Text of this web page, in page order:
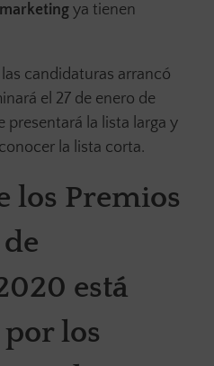
marketing ya tienen
candidaturas arrancó
el 27 de enero de
presentará la lista larga y
la lista corta.
los Premios
está
los